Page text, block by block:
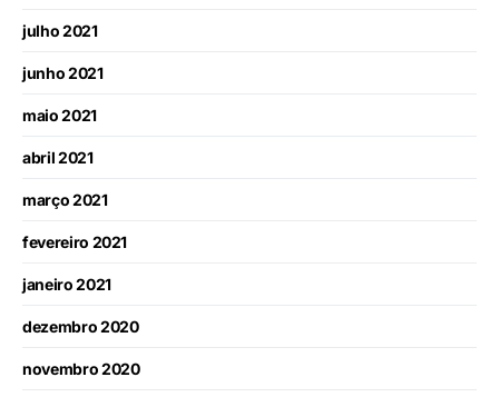
julho 2021
junho 2021
maio 2021
abril 2021
março 2021
fevereiro 2021
janeiro 2021
dezembro 2020
novembro 2020